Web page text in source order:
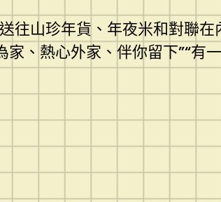
山珍年貨、年夜米和對聯在
、熱心外家、伴你留下”“